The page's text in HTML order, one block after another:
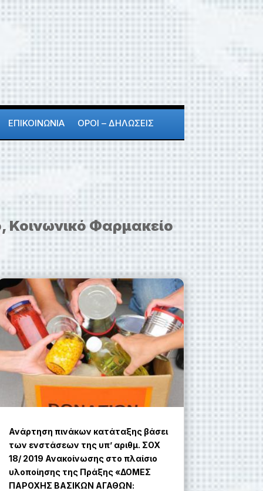
ΕΠΙΚΟΙΝΩΝΙΑ ΟΡΟΙ – ΔΗΛΩΣΕΙΣ
Φαρμακείο
Ανάρτηση πινάκων κατάταξης βάσει
των ενστάσεων της υπ’ αριθμ. ΣΟΧ
18/ 2019 Ανακοίνωσης στο πλαίσιο
υλοποίησης της Πράξης «ΔΟΜΕΣ
ΠΑΡΟΧΗΣ ΒΑΣΙΚΩΝ ΑΓΑΘΩΝ: